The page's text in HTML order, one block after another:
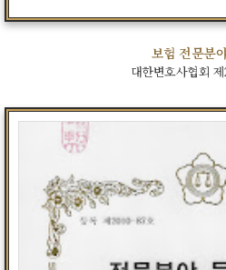
보험 전문분
대한변호사협회